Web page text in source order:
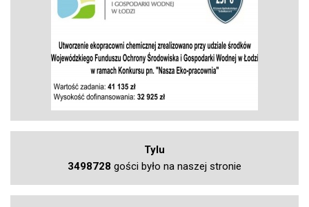
Tylu
3498728 gości było na naszej stronie